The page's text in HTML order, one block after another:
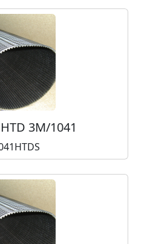
3M/1041